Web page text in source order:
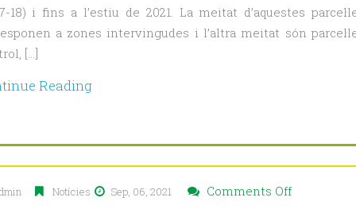
18) i fins a l’estiu de 2021. La meitat d’aquestes
a zones intervingudes i l’altra meitat són
[…]
Reading
Notícies Sep, 06, 2021 Comments Offon